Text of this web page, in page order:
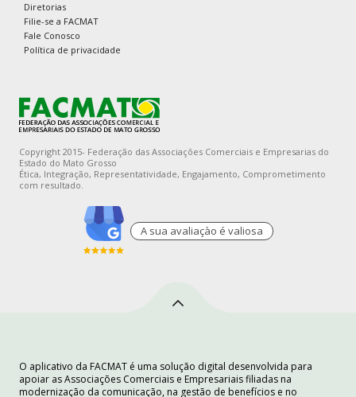
Diretorias
Filie-se a FACMAT
Fale Conosco
Política de privacidade
Copyright 2015- Federação das Associações Comerciais e Empresarias do
Estado do Mato Grosso
Ética, Integração, Representatividade, Engajamento, Comprometimento
com resultado.
A sua avaliaçào é valiosa
O aplicativo da FACMAT é uma solução digital desenvolvida para
apoiar as Associações Comerciais e Empresariais filiadas na
modernização da comunicação, na gestão de benefícios e no